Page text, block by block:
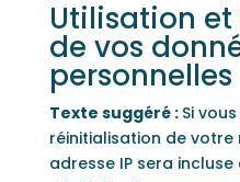
Utilisation
de vos
personnelles
Texte suggéré : Si
réinitialisation de
adresse IP sera